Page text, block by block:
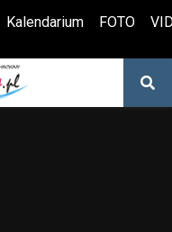
Kalendarium FOTO